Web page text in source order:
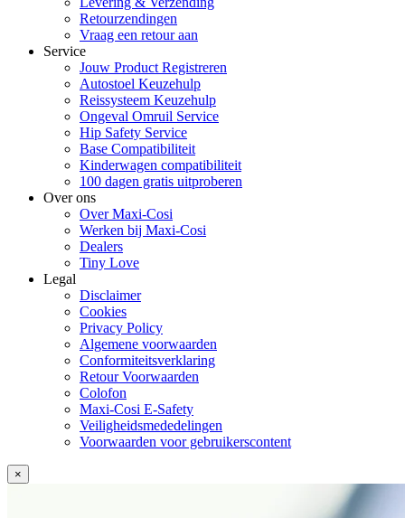
Retourzendingen
Vraag een retour aan
Service
Jouw Product Registreren
Autostoel Keuzehulp
Reissysteem Keuzehulp
Ongeval Omruil Service
Hip Safety Service
Base Compatibiliteit
Kinderwagen compatibiliteit
100 dagen gratis uitproberen
Over ons
Over Maxi-Cosi
Werken bij Maxi-Cosi
Dealers
Tiny Love
Legal
Disclaimer
Cookies
Privacy Policy
Algemene voorwaarden
Conformiteitsverklaring
Retour Voorwaarden
Colofon
Maxi-Cosi E-Safety
Veiligheidsmededelingen
Voorwaarden voor gebruikerscontent
×